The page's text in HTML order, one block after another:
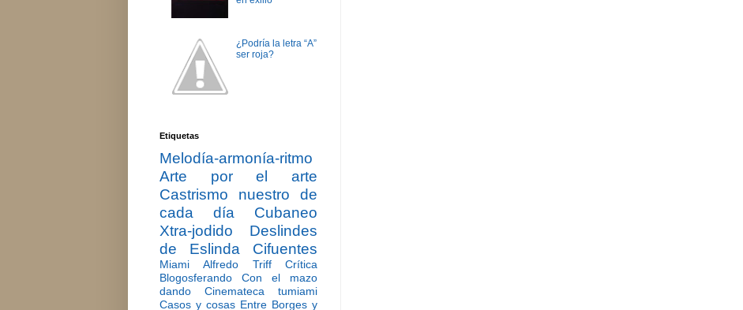
¿Podría la letra “A”
ser roja?
Etiquetas
Melodía-armonía-ritmo
Arte por el arte
Castrismo nuestro de
cada día
Cubaneo
Xtra-jodido
Deslindes
de Eslinda Cifuentes
Miami Alfredo Triff
Crítica
Blogosferando
Con el mazo
dando
Cinemateca tumiami
Casos y cosas Entre Borges y